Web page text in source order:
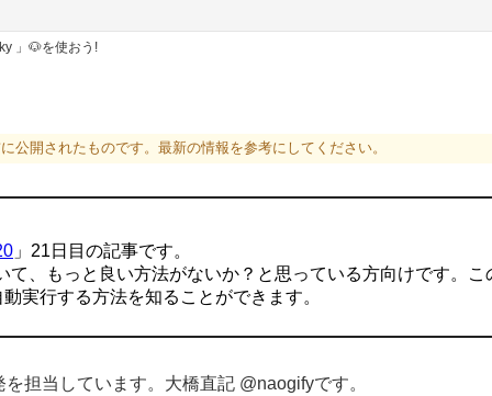
」🐶を使おう!
公開されたものです。最新の情報を参考にしてください。
」21日目の記事です。
、もっと良い方法がないか？と思っている方向けです。
実行する方法を知ることができます。
を担当しています。大橋直記 @naogifyです。